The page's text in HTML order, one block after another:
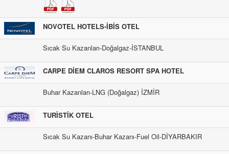
NOVOTEL HOTELS-İBİS OTEL
Sıcak Su Kazanları-Doğalgaz-İSTANBUL
CARPE DİEM CLAROS RESORT SPA HOTEL
Buhar Kazanları-LNG (Doğalgaz) İZMİR
TURİSTİK OTEL
Sıcak Su Kazanı-Buhar Kazanı-Fuel Oil-DİYARBAKIR